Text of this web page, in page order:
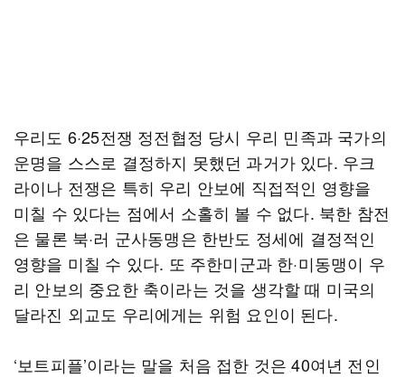
우리도 6·25전쟁 정전협정 당시 우리 민족과 국가의
운명을 스스로 결정하지 못했던 과거가 있다. 우크
라이나 전쟁은 특히 우리 안보에 직접적인 영향을
미칠 수 있다는 점에서 소홀히 볼 수 없다. 북한 참전
은 물론 북·러 군사동맹은 한반도 정세에 결정적인
영향을 미칠 수 있다. 또 주한미군과 한·미동맹이 우
리 안보의 중요한 축이라는 것을 생각할 때 미국의
달라진 외교도 우리에게는 위험 요인이 된다.
‘보트피플’이라는 말을 처음 접한 것은 40여년 전인